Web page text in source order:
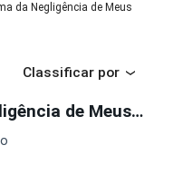
da Negligência de Meus
Classificar por
Vítima da Negligência de Meus Pais